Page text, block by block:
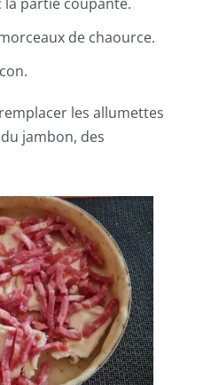
de chaource.
les allumettes
jambon, des